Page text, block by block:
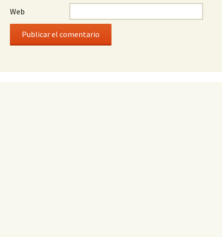
Web